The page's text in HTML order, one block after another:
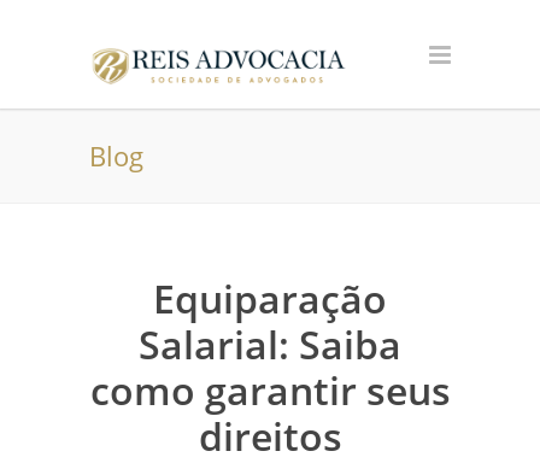
Blog
Equiparação
Salarial: Saiba
como garantir seus
direitos